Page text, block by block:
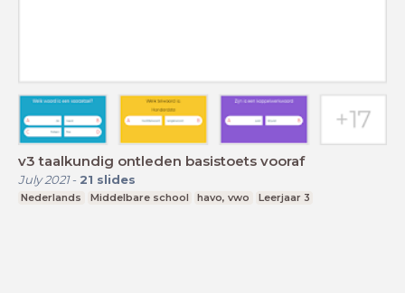
v3 taalkundig ontleden basistoets vooraf
July 2021- 21 slides
Nederlands Middelbare school havo, vwo Leerjaar 3